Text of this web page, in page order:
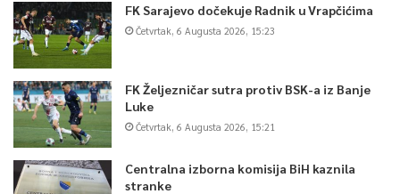
FK Sarajevo dočekuje Radnik u Vrapčićima
Četvrtak, 6 Augusta 2026, 15:23
FK Željezničar sutra protiv BSK-a iz Banje
Luke
Četvrtak, 6 Augusta 2026, 15:21
Centralna izborna komisija BiH kaznila
stranke